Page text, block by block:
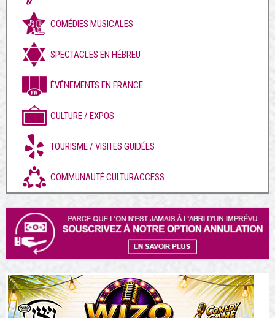
COMÉDIES MUSICALES
SPECTACLES EN HÉBREU
ÉVÉNEMENTS EN FRANCE
CULTURE / EXPOS
TOURISME / VISITES GUIDÉES
COMMUNAUTÉ CULTURACCESS